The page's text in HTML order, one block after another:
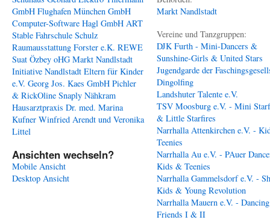
GmbH Flughafen München GmbH
Computer-Software Hagl GmbH ART
Stable Fahrschule Schulz
Raumausstattung Forster e.K. REWE
Suat Özbey oHG Markt Nandlstadt
Initiative Nandlstadt Eltern für Kinder
e.V. Georg Jos. Kaes GmbH Pichler
& RickOline Snaply Nähkram
Hausarztpraxis Dr. med. Marina
Kufner Winfried Arendt und Veronika
Littel
Ansichten wechseln?
Mobile Ansicht
Desktop Ansicht
Markt Nandlstadt
Vereine und Tanzgruppen:
DJK Furth - Mini-Dancers &
Sunshine-Girls & United Stars
Jugendgarde der
Dingolfing
Landshuter Talente e.V.
TSV Moosburg e.V. - Mini
& Little Starfires
Narrhalla Attenkirchen e.V. -
Teenies
Narrhalla Au e.V. - PAuer
Kids & Teenies
Narrhalla Gammelsdorf e.V. -
Kids & Young Revolution
Narrhalla Mauern e.V. - Dancing
Friends I & II